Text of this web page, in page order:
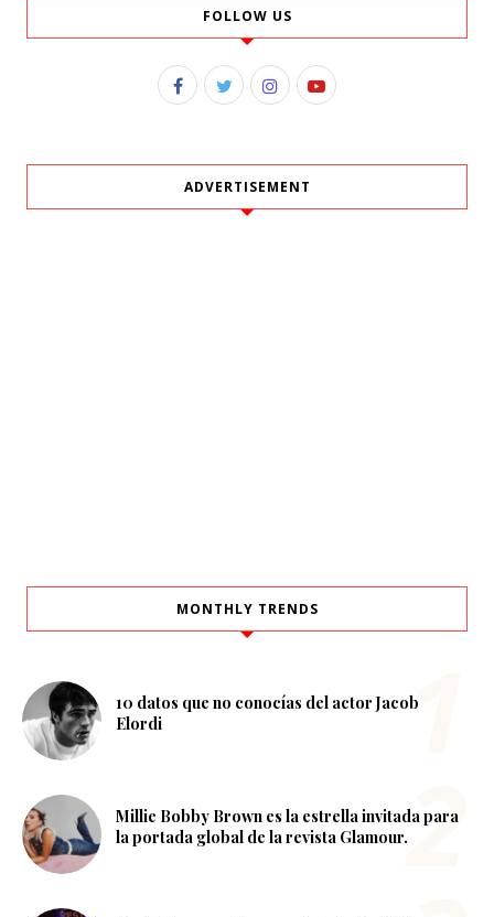
FOLLOW US
ADVERTISEMENT
MONTHLY TRENDS
10 datos que no conocías del actor Jacob
Elordi
Millie Bobby Brown es la estrella invitada para
la portada global de la revista Glamour.